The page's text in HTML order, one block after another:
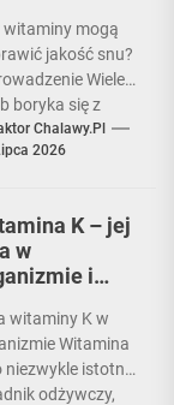
witaminy mogą
jakość snu?
Wiele
boryka się z
ze snem,
prowadzić
Chalawy.pl
2026
K – jej
w
i
witaminy K w
Witamina
niezwykle istotny
odżywczy,